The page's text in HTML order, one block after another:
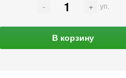
уп.
В корзину